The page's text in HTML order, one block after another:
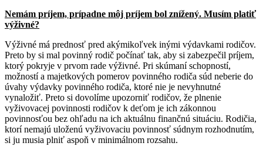
Nemám príjem, prípadne môj príjem bol znížený. Musím platiť
výživné?
Výživné má prednosť pred akýmikoľvek inými výdavkami rodičov.
Preto by si mal povinný rodič počínať tak, aby si zabezpečil príjem,
ktorý pokryje v prvom rade výživné. Pri skúmaní schopností,
možností a majetkových pomerov povinného rodiča súd neberie do
úvahy výdavky povinného rodiča, ktoré nie je nevyhnutné
vynaložiť. Preto si dovolíme upozorniť rodičov, že plnenie
vyživovacej povinnosti rodičov k deťom je ich zákonnou
povinnosťou bez ohľadu na ich aktuálnu finančnú situáciu. Rodičia,
ktorí nemajú uloženú vyživovaciu povinnosť súdnym rozhodnutím,
si ju musia plniť aspoň v minimálnom rozsahu.